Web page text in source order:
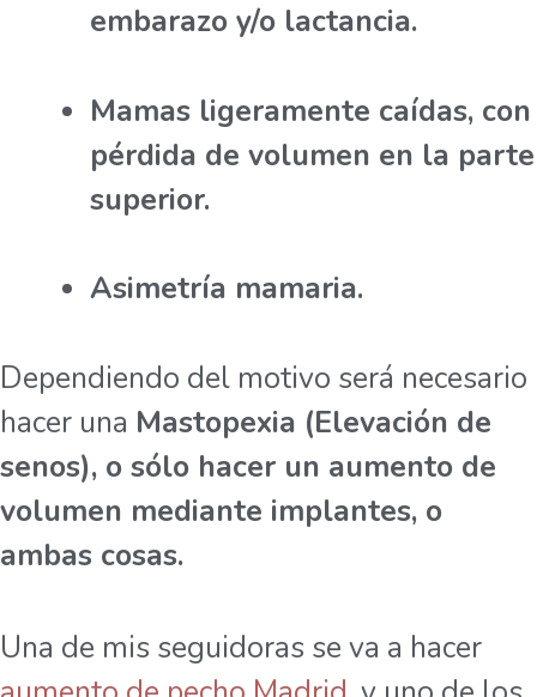
embarazo y/o lactancia.
Mamas ligeramente caídas, con
pérdida de volumen en la parte
superior.
Asimetría mamaria.
Dependiendo del motivo será necesario
hacer una Mastopexia (Elevación de
senos), o sólo hacer un aumento de
volumen mediante implantes, o
ambas cosas.
Una de mis seguidoras se va a hacer